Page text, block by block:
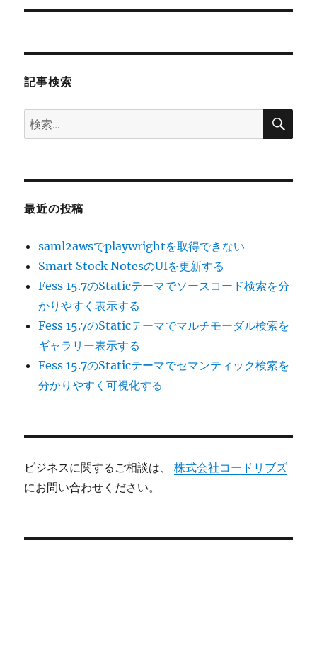
ー
投
記事検索
検
索:
検
最近の投稿
saml2awsでplaywrightを取得できない
Smart Stock NotesのUIを更新する
Fess 15.7のStaticテーマでソースコード検索を分
かりやすく表示する
Fess 15.7のStaticテーマでマルチモーダル検索を
ギャラリー表示する
Fess 15.7のStaticテーマでセマンティック検索を
分かりやすく可視化する
ビジネスに関するご相談は、株式会社コードリブズ
にお問い合わせください。